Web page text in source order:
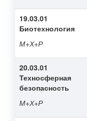
19.03.01
Биотехнология
М+Х+Р
20.03.01
Техносферная
безопасность
М+Х+Р